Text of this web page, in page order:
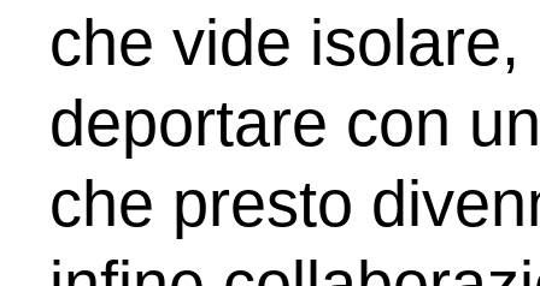
che vide
deportare con
che presto